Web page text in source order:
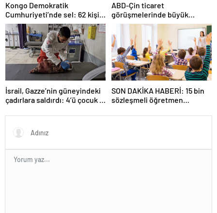
Kongo Demokratik
Cumhuriyeti’nde sel: 62 kişi
hayatını kaybetti
ABD-Çin ticaret
görüşmelerinde büyük
ilerleme
İsrail, Gazze’nin güneyindeki
çadırlara saldırdı: 4’ü çocuk 8
SON DAKİKA HABERİ: 15 bin
sözleşmeli öğretmen
kazanan adaylar açıklandı